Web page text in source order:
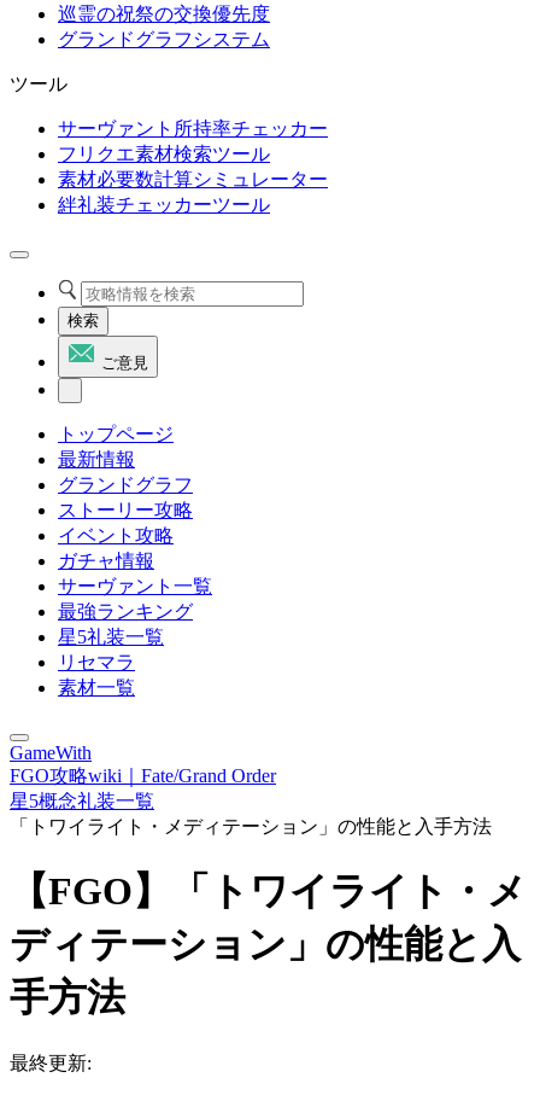
巡霊の祝祭の交換優先度
グランドグラフシステム
ツール
サーヴァント所持率チェッカー
フリクエ素材検索ツール
素材必要数計算シミュレーター
絆礼装チェッカーツール
検索
ご意見
トップページ
最新情報
グランドグラフ
ストーリー攻略
イベント攻略
ガチャ情報
サーヴァント一覧
最強ランキング
星5礼装一覧
リセマラ
素材一覧
GameWith
FGO攻略wiki｜Fate/Grand Order
星5概念礼装一覧
「トワイライト・メディテーション」の性能と入手方法
【FGO】「トワイライト・メ
ディテーション」の性能と入
手方法
最終更新: